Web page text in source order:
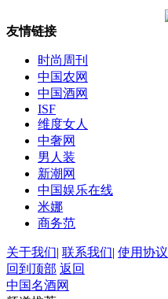
友情链接
时尚周刊
中国农网
中国酒网
ISF
维度女人
中奢网
男人装
新潮网
中国娱乐在线
米娜
商务范
关于我们| 联系我们| 使用协议
回到顶部 返回
中国名酒网